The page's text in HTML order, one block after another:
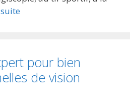
pour bien
de vision